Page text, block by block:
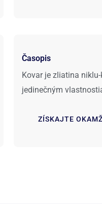
Časopis
Kovar je zliatina
jedinečným
ZÍSKAJTE